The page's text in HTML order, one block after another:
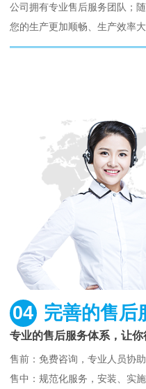
公司拥有专业售后服务团队；
您的生产更加顺畅、生产效率大
04 完善的售后
专业的售后服务体系，让
售前：免费咨询，专业人员协
售中：规范化服务，安装、实